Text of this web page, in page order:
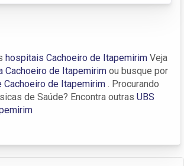
hospitais Cachoeiro de Itapemirim Veja
Cachoeiro de Itapemirim ou busque por
de Itapemirim . Procurando
de Saúde? Encontra outras UBS